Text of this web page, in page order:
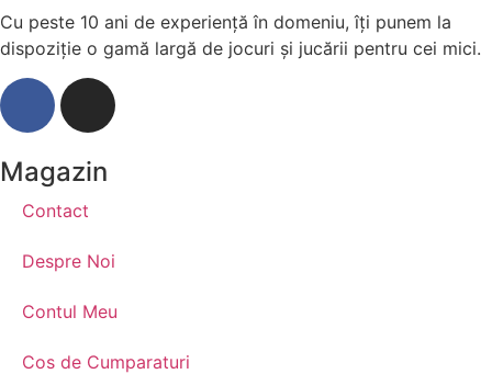
Cu peste 10 ani de experiență în domeniu, îți punem la
dispoziție o gamă largă de jocuri și jucării pentru cei mici.
Magazin
Contact
Despre Noi
Contul Meu
Cos de Cumparaturi